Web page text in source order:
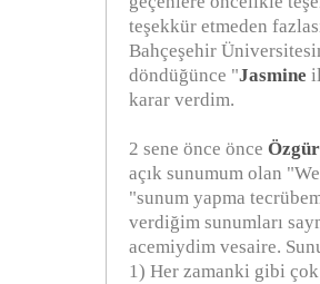
teşekkür etmeden
Bahçeşehir
döndüğünce "Jasmine
karar verdim.
2 sene önce önce
açık sunumum olan
"sunum yapma
verdiğim sunumları
acemiydim vesaire.
1) Her zamanki gibi